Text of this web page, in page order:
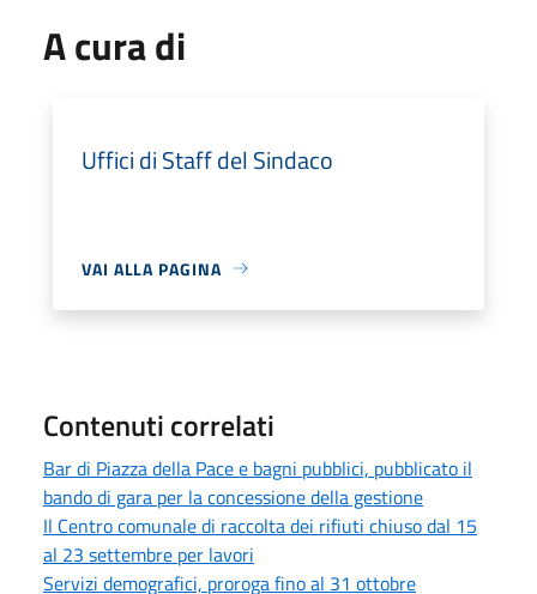
A cura di
Uffici di Staff del Sindaco
VAI ALLA PAGINA
Contenuti correlati
Bar di Piazza della Pace e bagni pubblici, pubblicato il
bando di gara per la concessione della gestione
Il Centro comunale di raccolta dei rifiuti chiuso dal 15
al 23 settembre per lavori
Servizi demografici, proroga fino al 31 ottobre